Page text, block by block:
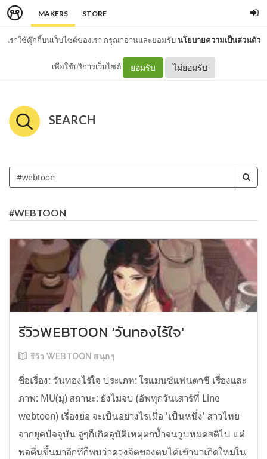
MAKERS STORE
เราใช้คุ๊กกี้บนเว็บไซต์ของเรา กรุณาอ่านและยอมรับนโยบายความเป็นส่วนตัว
เพื่อใช้บริการเว็บไซต์ ยอมรับ ไม่ยอมรับ
SEARCH
#WEBTOON
รีวิวWEBTOON 'วันทองไร้ใจ'
รีวิว WEBTOON สนุกๆ
ชื่อเรื่อง: วันทองไร้ใจ ประเภท: โรแมนซ์แฟนตาซี เรื่องและ
ภาพ: MU(มุ) สถานะ: ยังไม่จบ (อัพทุกวันเสาร์ที่ Line
webtoon) เรื่องย่อ จะเป็นอย่างไรเมื่อ 'เป็นหนึ่ง' สาวไทย
จากยุคปัจจุบัน จู่ๆก็เกิดอุบัติเหตุตกน้ำจนวูบหมดสติไป แต่
พอตื่นขึ้นมาอีกทีก็พบว่าดวงจิตของตนได้เข้ามาเกิดใหม่ใน